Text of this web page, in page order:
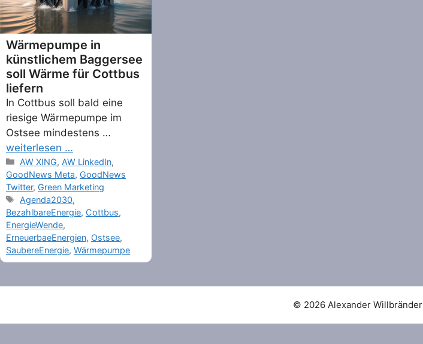
Wärmepumpe in
künstlichem Baggersee
soll Wärme für Cottbus
liefern
In Cottbus soll bald eine
riesige Wärmepumpe im
Ostsee mindestens …
weiterlesen …
Categories
AW XING, AW LinkedIn,
GoodNews Meta, GoodNews
Twitter, Green Marketing
Tags
Agenda2030,
BezahlbareEnergie, Cottbus,
EnergieWende,
ErneuerbaeEnergien, Ostsee,
SaubereEnergie, Wärmepumpe
© 2026 Alexander Willbränder